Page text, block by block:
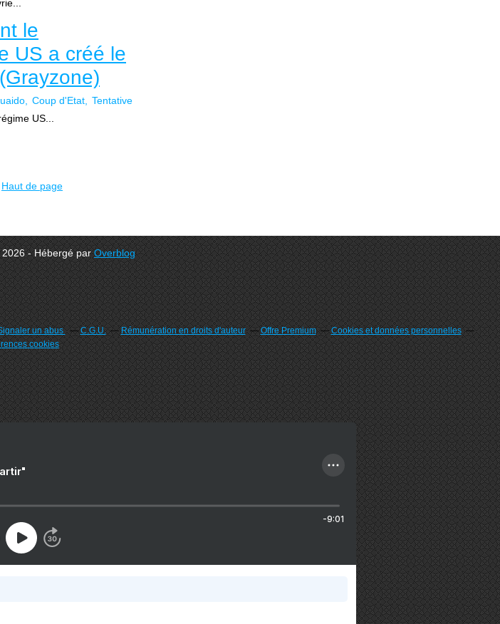
le
US a créé le
Coup d'Etat
Tentative
US...
Haut de page
- Hébergé parOverblog
un abus C.G.U. Rémunération en droits d'auteur Offre Premium
Cookies et données personnelles
cookies
-9:01